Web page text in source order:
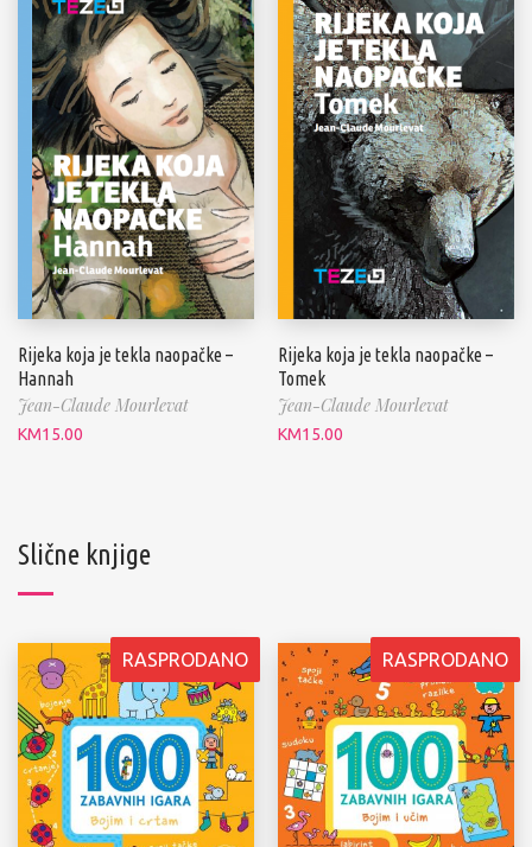
Rijeka koja je tekla naopačke –
Hannah
Jean-Claude Mourlevat
KM15.00
Rijeka koja je tekla naopačke –
Tomek
Jean-Claude Mourlevat
KM15.00
Slične knjige
RASPRODANO RASPRODANO